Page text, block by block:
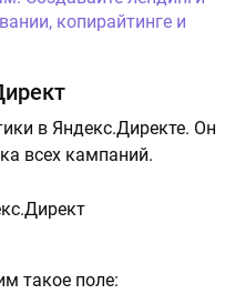
копирайтинге и
в Яндекс.Директе. Он
всех кампаний.
такое поле: